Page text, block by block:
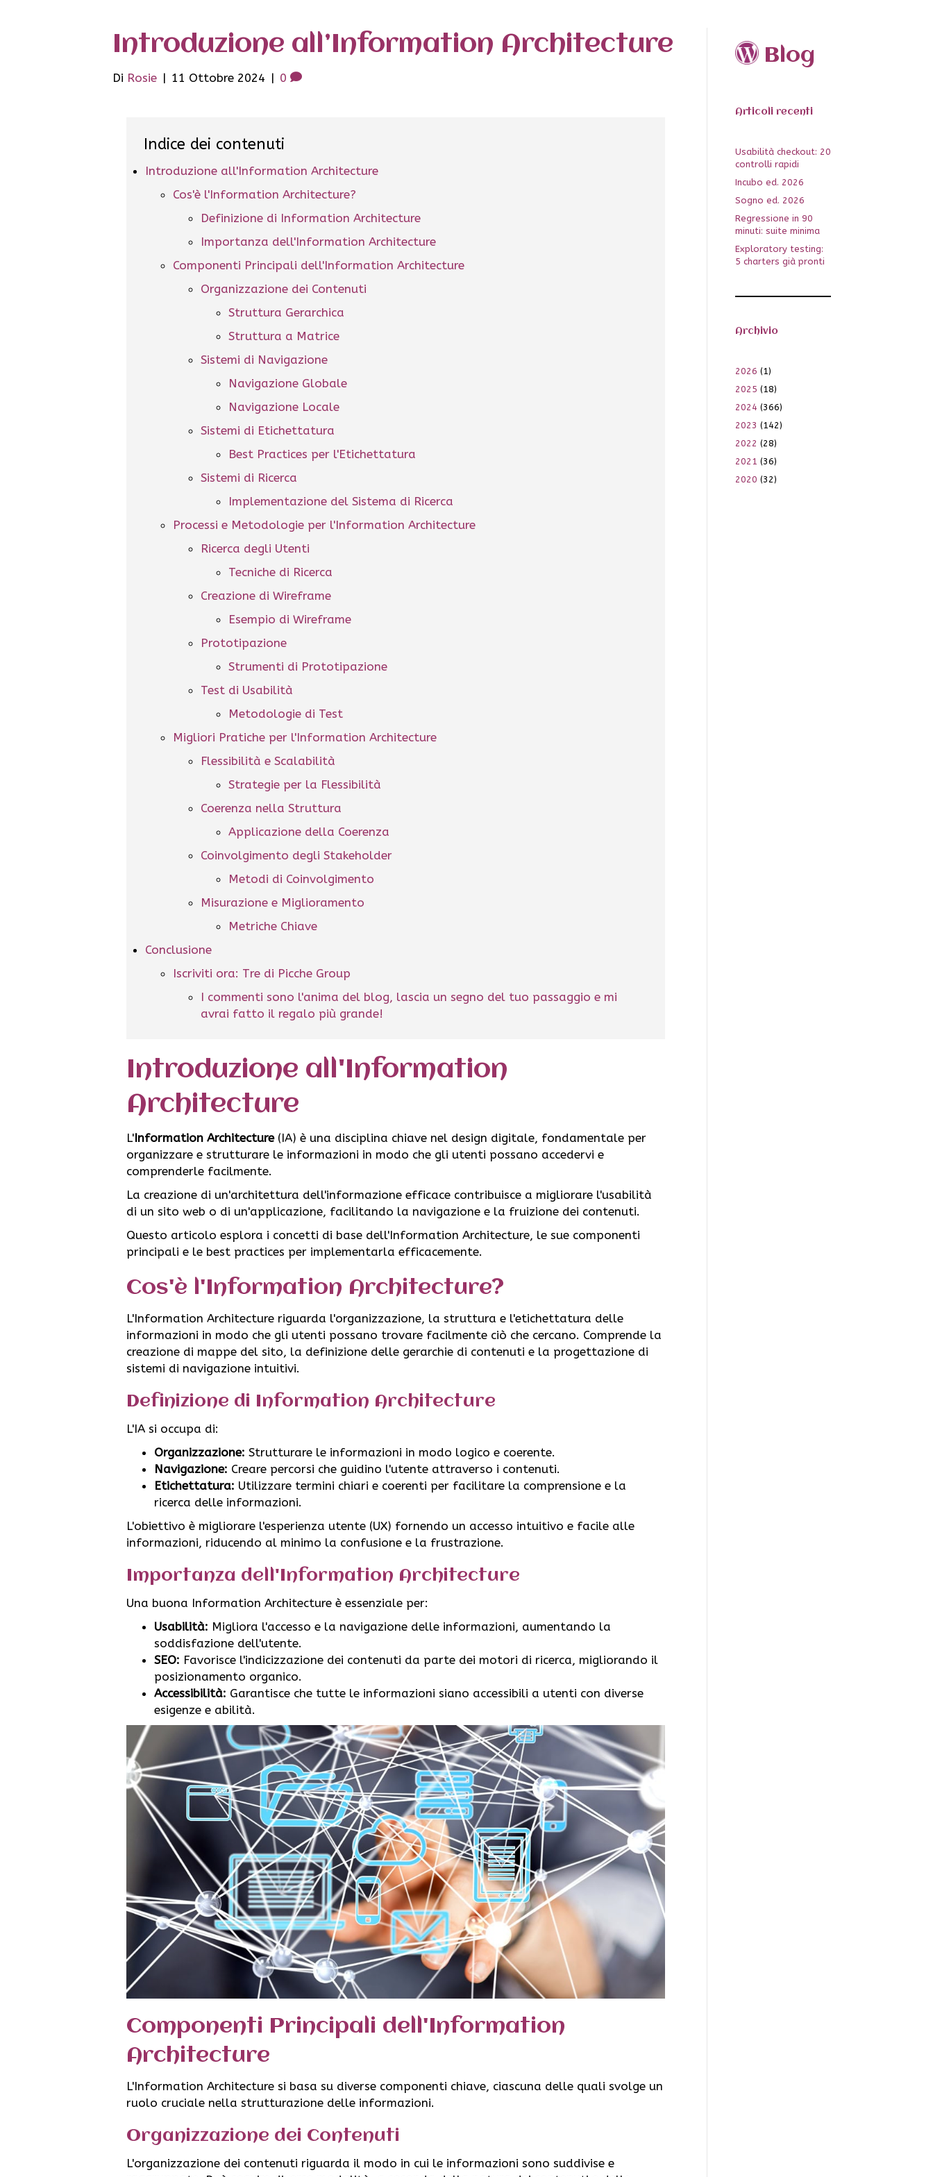
Introduzione all’Information Architecture
Di Rosie | 11 Ottobre 2024 | 0
Indice dei contenuti
Introduzione all'Information Architecture
Cos'è l'Information Architecture?
Definizione di Information Architecture
Importanza dell'Information Architecture
Componenti Principali dell'Information Architecture
Organizzazione dei Contenuti
Struttura Gerarchica
Struttura a Matrice
Sistemi di Navigazione
Navigazione Globale
Navigazione Locale
Sistemi di Etichettatura
Best Practices per l'Etichettatura
Sistemi di Ricerca
Implementazione del Sistema di Ricerca
Processi e Metodologie per l'Information Architecture
Ricerca degli Utenti
Tecniche di Ricerca
Creazione di Wireframe
Esempio di Wireframe
Prototipazione
Strumenti di Prototipazione
Test di Usabilità
Metodologie di Test
Migliori Pratiche per l'Information Architecture
Flessibilità e Scalabilità
Strategie per la Flessibilità
Coerenza nella Struttura
Applicazione della Coerenza
Coinvolgimento degli Stakeholder
Metodi di Coinvolgimento
Misurazione e Miglioramento
Metriche Chiave
Conclusione
Iscriviti ora: Tre di Picche Group
I commenti sono l'anima del blog, lascia un segno del tuo passaggio e mi
avrai fatto il regalo più grande!
Introduzione all'Information
Architecture
L'Information Architecture(IA) è una disciplina chiave nel design digitale, fondamentale per
organizzare e strutturare le informazioni in modo che gli utenti possano accedervi e
comprenderle facilmente.
La creazione di un'architettura dell'informazione efficace contribuisce a migliorare l'usabilità
di un sito web o di un'applicazione, facilitando la navigazione e la fruizione dei contenuti.
Questo articolo esplora i concetti di base dell'Information Architecture, le sue componenti
principali e le best practices per implementarla efficacemente.
Cos'è l'Information Architecture?
L'Information Architecture riguarda l'organizzazione, la struttura e l'etichettatura delle
informazioni in modo che gli utenti possano trovare facilmente ciò che cercano. Comprende la
creazione di mappe del sito, la definizione delle gerarchie di contenuti e la progettazione di
sistemi di navigazione intuitivi.
Definizione di Information Architecture
L'IA si occupa di:
Organizzazione: Strutturare le informazioni in modo logico e coerente.
Navigazione: Creare percorsi che guidino l'utente attraverso i contenuti.
Etichettatura: Utilizzare termini chiari e coerenti per facilitare la comprensione e la
ricerca delle informazioni.
L'obiettivo è migliorare l'esperienza utente (UX) fornendo un accesso intuitivo e facile alle
informazioni, riducendo al minimo la confusione e la frustrazione.
Importanza dell'Information Architecture
Una buona Information Architecture è essenziale per:
Usabilità: Migliora l'accesso e la navigazione delle informazioni, aumentando la
soddisfazione dell'utente.
SEO: Favorisce l'indicizzazione dei contenuti da parte dei motori di ricerca, migliorando il
posizionamento organico.
Accessibilità: Garantisce che tutte le informazioni siano accessibili a utenti con diverse
esigenze e abilità.
Componenti Principali dell'Information
Architecture
L'Information Architecture si basa su diverse componenti chiave, ciascuna delle quali svolge un
ruolo cruciale nella strutturazione delle informazioni.
Organizzazione dei Contenuti
L'organizzazione dei contenuti riguarda il modo in cui le informazioni sono suddivise e
Blog
Articoli recenti
Usabilità checkout: 20
controlli rapidi
Incubo ed. 2026
Sogno ed. 2026
Regressione in 90
minuti: suite minima
Exploratory testing:
5 charters già pronti
Archivio
2026 (1)
2025 (18)
2024 (366)
2023 (142)
2022 (28)
2021 (36)
2020 (32)